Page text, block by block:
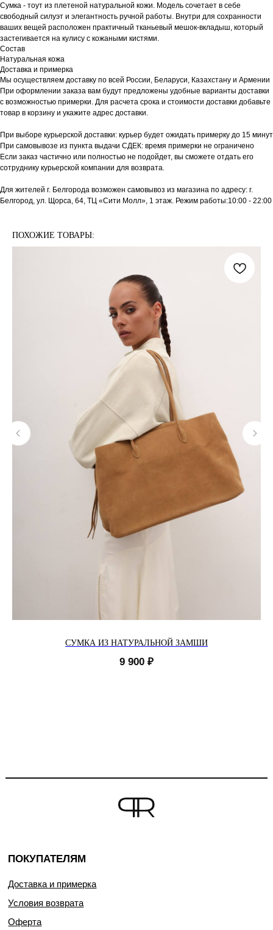
Сумка - тоут из плетеной натуральной кожи. Модель сочетает в себе
свободный силуэт и элегантность ручной работы. Внутри для сохранности
ваших вещей расположен практичный тканьевый мешок-вкладыш, который
застегивается на кулису с кожаными кистями.
Состав
Натуральная кожа
Доставка и примерка
Мы осуществляем доставку по всей России, Беларуси, Казахстану и Армении
При оформлении заказа вам будут предложены удобные варианты доставки
с возможностью примерки. Для расчета срока и стоимости доставки добавьте
товар в корзину и укажите адрес доставки.
При выборе курьерской доставки: курьер будет ожидать примерку до 15 минут
При самовывозе из пункта выдачи СДЕК: время примерки не ограничено
Если заказ частично или полностью не подойдет, вы сможете отдать его
сотруднику курьерской компании для возврата.
Для жителей г. Белгорода возможен самовывоз из магазина по адресу: г.
Белгород, ул. Щорса, 64, ТЦ «Сити Молл», 1 этаж. Режим работы:10:00 - 22:00
ПОХОЖИЕ ТОВАРЫ:
СУМКА ИЗ НАТУРАЛЬНОЙ ЗАМШИ
9 900 ₽
ПОКУПАТЕЛЯМ
Доставка и примерка
Условия возврата
Оферта